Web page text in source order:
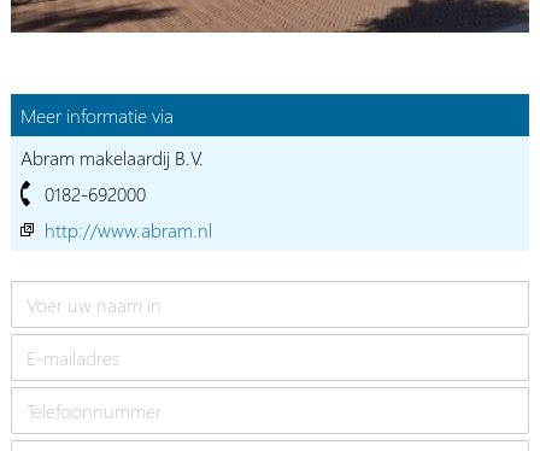
Meer informatie via
Abram makelaardij B.V.
0182-692000
http://www.abram.nl